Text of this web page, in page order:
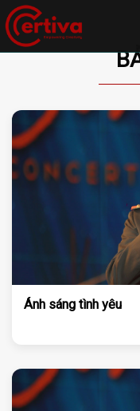
Ánh sáng tình yêu